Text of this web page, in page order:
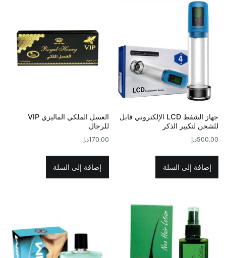
جهاز الشفط LCD الإلكتروني قابل
للشحن لتكبير الذكر
500.00د.إ
إضافة إلى السلة
العسل الملكي الماليزي VIP
للرجال
170.00د.إ
إضافة إلى السلة